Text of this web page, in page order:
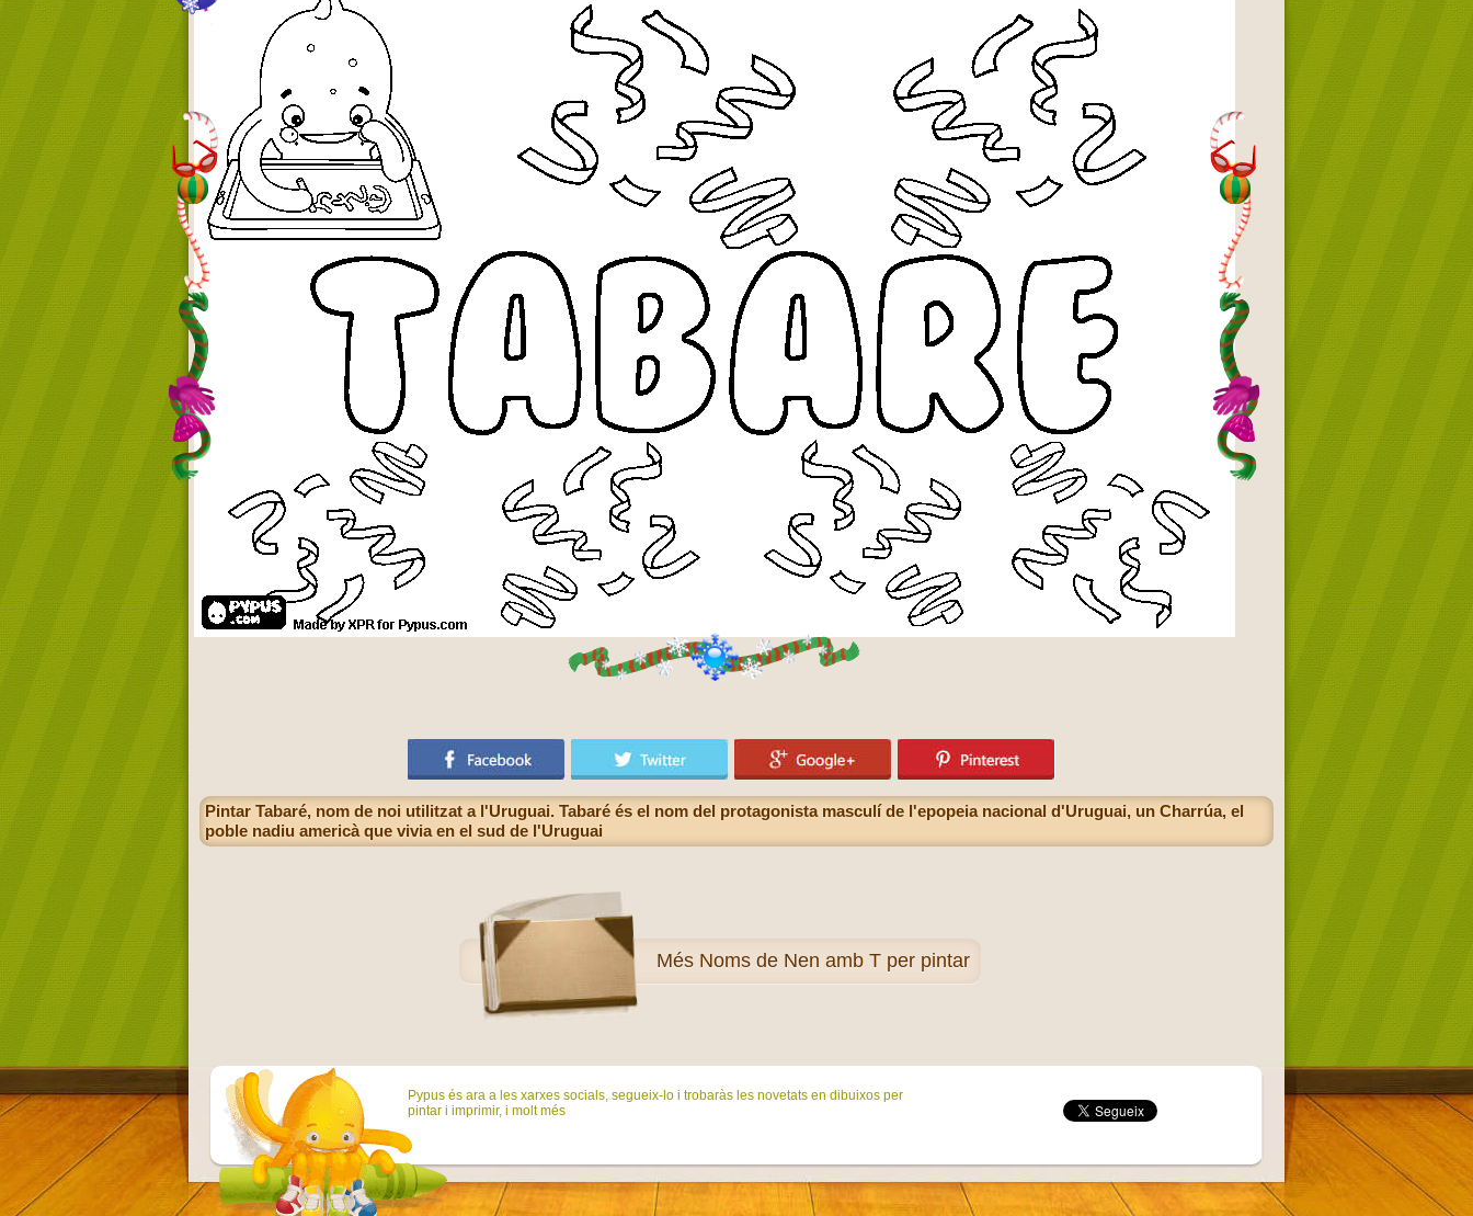
Pintar Tabaré, nom de noi utilitzat a l'Uruguai. Tabaré és el nom del protagonista masculí de l'epopeia nacional d'Uruguai, un Charrúa, el
poble nadiu americà que vivia en el sud de l'Uruguai
Més Noms de Nen amb T per pintar
Pypus és ara a les xarxes socials, segueix-lo i trobaràs les novetats en dibuixos per
pintar i imprimir, i molt més